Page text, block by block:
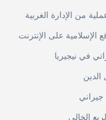
من الإدارة الغربية
الإسلامية على الإنترنت
في نيجيريا
الخالي